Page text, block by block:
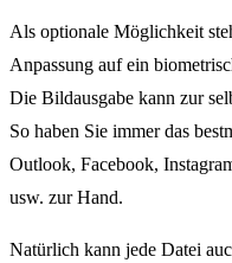
Als optionale Möglichkeit
Anpassung auf ein
Die Bildausgabe kann zur
So haben Sie immer das
Outlook, Facebook,
usw. zur Hand.
Natürlich kann jede Datei